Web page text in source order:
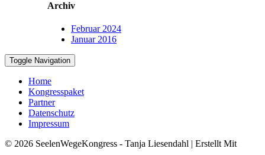
Archiv
Februar 2024
Januar 2016
Toggle Navigation
Home
Kongresspaket
Partner
Datenschutz
Impressum
© 2026 SeelenWegeKongress - Tanja Liesendahl | Erstellt Mit